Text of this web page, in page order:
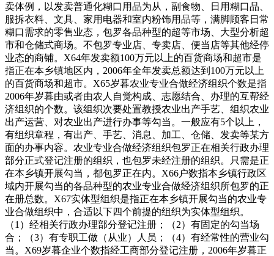
卖体例，以发卖普通化糊口用品为从，副食物、日用糊口品、
服拆衣料、文具、家用电器和室内粉饰用品等，满脚顾客日常
糊口需求的零售业态，包罗各品种型的超等市场、大型分析超
市和仓储式商场。不包罗专业店、专卖店、便当店等其他经停
业态的商铺。X64年发卖额100万元以上的百货商场和超市是
指正在本乡镇地区内，2006年全年发卖总额达到100万元以上
的百货商场和超市。X65岁暮农业专业合做经济组织个数是指
2006年岁暮由或者由农人自觉构成、志愿结合、办理的互帮经
济组织的个数。该组织次要处置教授农业出产手艺、组织农业
出产运营、对农业出产进行办事等勾当。一般应有5个以上，
有组织章程，有出产、手艺、消息、加工、仓储、发卖等某方
面的办事内容。农业专业合做经济组织包罗正在相关行政办理
部分正式登记注册的组织，也包罗未经注册的组织。只需是正
在本乡镇开展勾当，都包罗正在内。X66户数指本乡镇行政区
域内开展勾当的各品种型的农业专业合做经济组织所包罗的正
在册总数。X67实体型组织是指正在本乡镇开展勾当的农业专
业合做组织中，合适以下四个前提的组织为实体型组织。
（1）经相关行政办理部分登记注册；（2）有固定的勾当场
合；（3）有专职工做（从业）人员；（4）有经常性的营业勾
当。X69岁暮企业个数指经工商部分登记注册，2006年岁暮正